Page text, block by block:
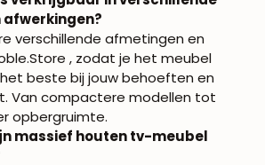
verschillende afmetingen en
, zodat je het meubel
beste bij jouw behoeften en
Van compactere modellen tot
opbergruimte.
massief houten tv-meubel